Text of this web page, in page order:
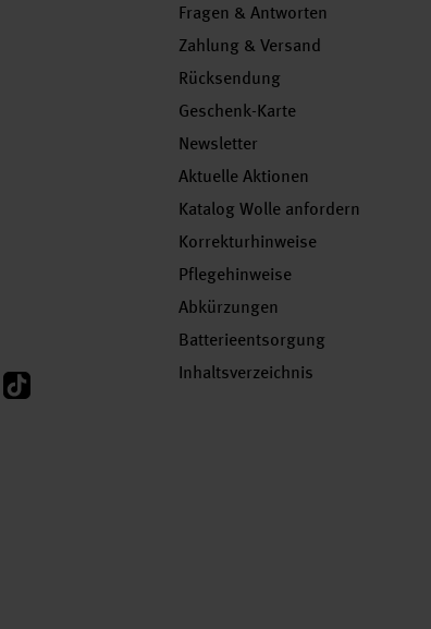
TikTok
Fragen & Antworten
Zahlung & Versand
Rücksendung
Geschenk-Karte
Newsletter
Aktuelle Aktionen
Katalog Wolle anfordern
Korrekturhinweise
Pflegehinweise
Abkürzungen
Batterieentsorgung
Inhaltsverzeichnis